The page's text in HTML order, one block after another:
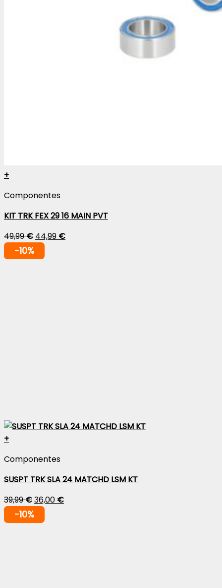
+
Componentes
KIT TRK FEX 29 16 MAIN PVT
49,99€ 44,99 €
-10%
+
Componentes
SUSPT TRK SLA 24 MATCHD LSM KT
39,99€36,00 €
-10%